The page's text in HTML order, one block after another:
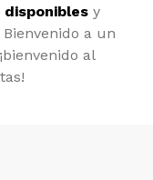
disponibles y
a un
al